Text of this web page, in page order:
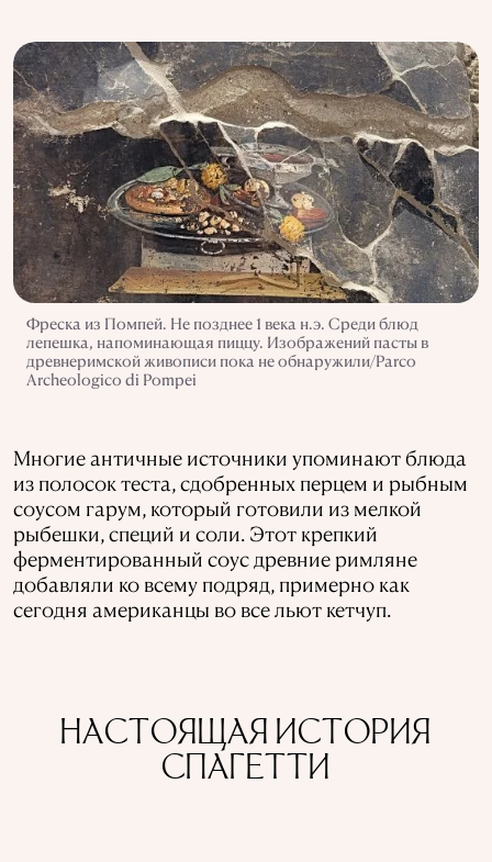
Фреска из Помпей. Не позднее 1 века н.э. Среди блюд
лепешка, напоминающая пиццу. Изображений пасты в
древнеримской живописи пока не обнаружили/Parco
Archeologico di Pompei
Многие античные источники упоминают блюда
из полосок теста, сдобренных перцем и рыбным
соусом гарум, который готовили из мелкой
рыбешки, специй и соли. Этот крепкий
ферментированный соус древние римляне
добавляли ко всему подряд, примерно как
сегодня американцы во все льют кетчуп.
НАСТОЯЩАЯ ИСТОРИЯ
СПАГЕТТИ